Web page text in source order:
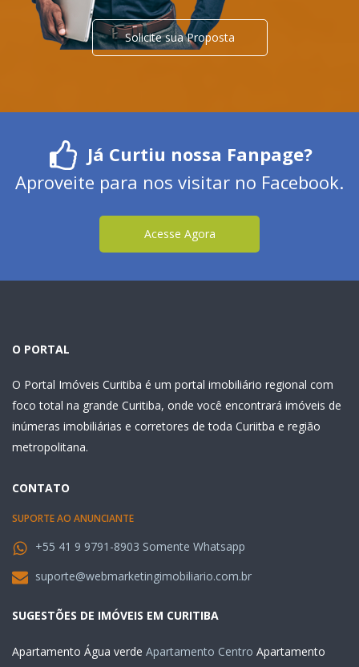
Solicite sua Proposta
Já Curtiu nossa Fanpage?
Aproveite para nos visitar no Facebook.
Acesse Agora
O PORTAL
O Portal Imóveis Curitiba é um portal imobiliário regional com
foco total na grande Curitiba, onde você encontrará imóveis de
inúmeras imobiliárias e corretores de toda Curiitba e região
metropolitana.
CONTATO
SUPORTE AO ANUNCIANTE
+55 41 9 9791-8903 Somente Whatsapp
suporte@webmarketingimobiliario.com.br
SUGESTÕES DE IMÓVEIS EM CURITIBA
Apartamento Água verde Apartamento Centro Apartamento